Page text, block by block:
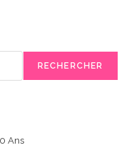
RECHERCHER
Ans